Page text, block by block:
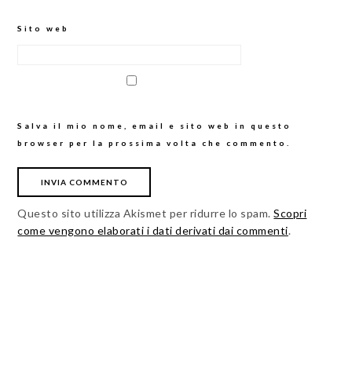
Sito web
Salva il mio nome, email e sito web in questo
browser per la prossima volta che commento.
Questo sito utilizza Akismet per ridurre lo spam.Scopri
come vengono elaborati i dati derivati dai commenti.